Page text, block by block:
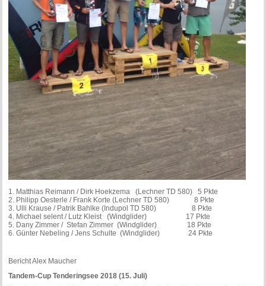
1. Matthias Reimann / Dirk Hoekzema (Lechner TD 580) 5 Pkte
2. Philipp Oesterle / Frank Korte (Lechner TD 580) 8 Pkte
3. Ulli Krause / Patrik Bahlke (Indupol TD 580) 8 Pkte
4. Michael selent / Lutz Kleist (Windglider) 17 Pkte
5. Dany Zimmer / Stefan Zimmer (Windglider) 18 Pkte
6. Günter Nebeling / Jens Schulte (Windglider) 24 Pkte
Bericht Alex Maucher
Tandem-Cup Tenderingsee 2018 (15. Juli)